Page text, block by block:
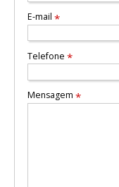
E-mail *
Telefone *
Mensagem *